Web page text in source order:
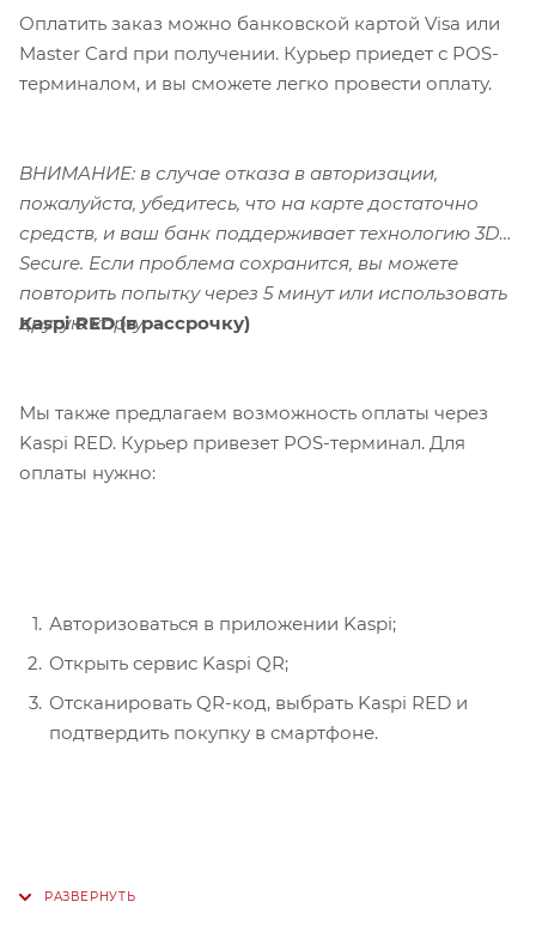
Оплатить заказ можно банковской картой Visa или
Master Card при получении. Курьер приедет с POS-
терминалом, и вы сможете легко провести оплату.
ВНИМАНИЕ: в случае отказа в авторизации,
пожалуйста, убедитесь, что на карте достаточно
средств, и ваш банк поддерживает технологию 3D-
Secure. Если проблема сохранится, вы можете
повторить попытку через 5 минут или использовать
другую карту.
Kaspi RED (в рассрочку)
Мы также предлагаем возможность оплаты через
Kaspi RED. Курьер привезет POS-терминал. Для
оплаты нужно:
Авторизоваться в приложении Kaspi;
Открыть сервис Kaspi QR;
Отсканировать QR-код, выбрать Kaspi RED и
подтвердить покупку в смартфоне.